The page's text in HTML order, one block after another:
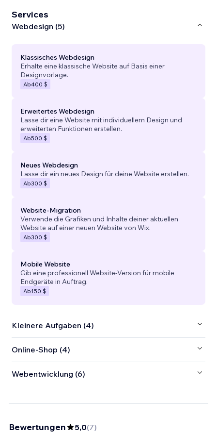
Services
Webdesign (5)
Klassisches Webdesign
Erhalte eine klassische Website auf Basis einer
Designvorlage.
Ab400 $
Erweitertes Webdesign
Lasse dir eine Website mit individuellem Design und
erweiterten Funktionen erstellen.
Ab500 $
Neues Webdesign
Lasse dir ein neues Design für deine Website erstellen.
Ab300 $
Website-Migration
Verwende die Grafiken und Inhalte deiner aktuellen
Website auf einer neuen Website von Wix.
Ab300 $
Mobile Website
Gib eine professionell Website-Version für mobile
Endgeräte in Auftrag.
Ab150 $
Kleinere Aufgaben (4)
Online-Shop (4)
Webentwicklung (6)
Bewertungen 5,0(7)